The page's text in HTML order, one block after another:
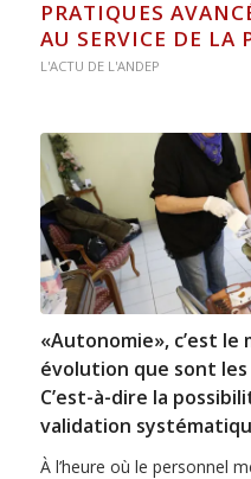
PRATIQUES
AU SERVICE DE LA
L'ACTU DE L'ANDEP
«Autonomie», c’est
évolution que sont
C’est-à-dire la
validation
À l’heure où le personnel